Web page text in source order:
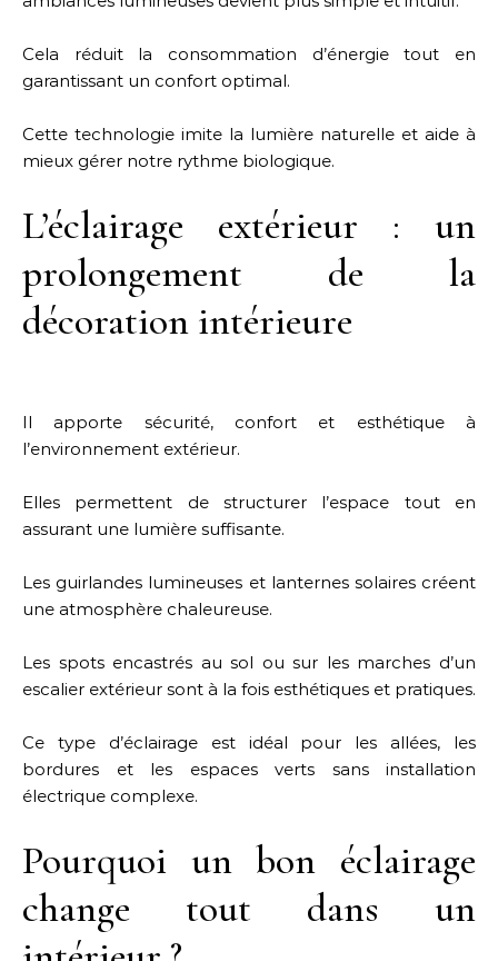
Cela réduit la consommation d’énergie tout en
garantissant un confort optimal.
Cette technologie imite la lumière naturelle et aide à
mieux gérer notre rythme biologique.
L’éclairage extérieur : un
prolongement de la
décoration intérieure
Il apporte sécurité, confort et esthétique à
l’environnement extérieur.
Elles permettent de structurer l’espace tout en
assurant une lumière suffisante.
Les guirlandes lumineuses et lanternes solaires créent
une atmosphère chaleureuse.
Les spots encastrés au sol ou sur les marches d’un
escalier extérieur sont à la fois esthétiques et pratiques.
Ce type d’éclairage est idéal pour les allées, les
bordures et les espaces verts sans installation
électrique complexe.
Pourquoi un bon éclairage
change tout dans un